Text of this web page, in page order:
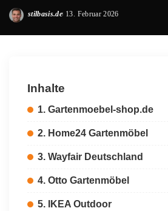
Posted
stilbasis.de 13. Februar 2026
Inhalte
1. Gartenmoebel-shop.de
2. Home24 Gartenmöbel
3. Wayfair Deutschland
4. Otto Gartenmöbel
5. IKEA Outdoor